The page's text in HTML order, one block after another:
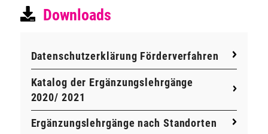
Downloads
Datenschutzerklärung Förderverfahren
Katalog der Ergänzungslehrgänge
2020/ 2021
Ergänzungslehrgänge nach Standorten